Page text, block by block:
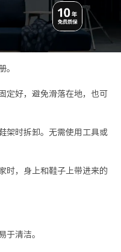
定好，避免滑落在地，也可
架时拆卸。无需使用工具或
时，身上和鞋子上带进来的
清洁。